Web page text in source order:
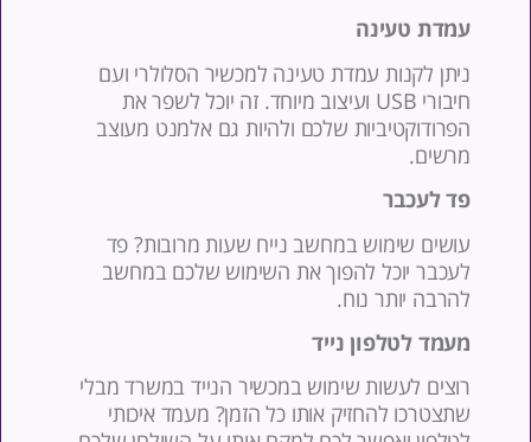
עמדת טעינה
ניתן לקנות עמדת טעינה למכשיר הסלולרי ועם
חיבורי USB ועיצוב מיוחד. זה יוכל לשפר את
הפרודוקטיביות שלכם ולהיות גם אלמנט מעוצב
פד לעכבר
עושים שימוש במחשב נייח שעות מרובות? פד
לעכבר יוכל להפוך את השימוש שלכם במחשב
להרבה יותר נוח.
מעמד לטלפון נייד
רוצים לעשות שימוש במכשיר הנייד במשרד מבלי
שתצטרכו להחזיק אותו כל הזמן? מעמד איכותי